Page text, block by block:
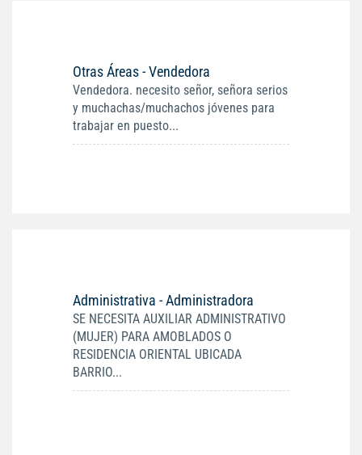
Otras Áreas - Vendedora
Vendedora. necesito señor, señora serios
y muchachas/muchachos jóvenes para
trabajar en puesto...
Administrativa - Administradora
SE NECESITA AUXILIAR ADMINISTRATIVO
(MUJER) PARA AMOBLADOS O
RESIDENCIA ORIENTAL UBICADA
BARRIO...